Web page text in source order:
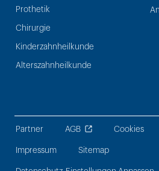
Prothetik
Chirurgie
Kinderzahnheilkunde
Alterszahnheilkunde
Partner AGB Cookies
Impressum Sitemap